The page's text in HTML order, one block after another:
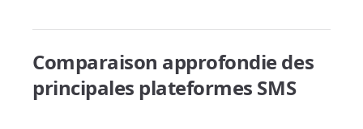
Comparaison approfondie des
principales plateformes SMS